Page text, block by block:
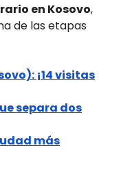
en Kosovo,
de las etapas
¡14 visitas
separa dos
más